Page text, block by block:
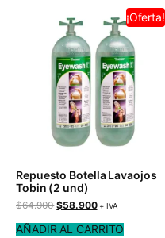
¡Oferta!
Repuesto Botella Lavaojos
Tobin (2 und)
$64.900$58.900 + IVA
AÑADIR AL CARRITO